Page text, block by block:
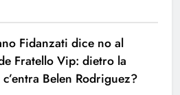
Fidanzati dice no al
Fratello Vip: dietro la
c’entra Belen Rodriguez?